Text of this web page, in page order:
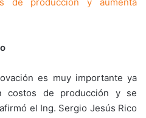
es muy importante ya
costos de producción y se
el Ing. Sergio Jesús Rico